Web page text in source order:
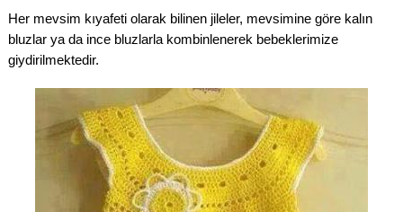
Her mevsim kıyafeti olarak bilinen jileler, mevsimine göre kalın
bluzlar ya da ince bluzlarla kombinlenerek bebeklerimize
giydirilmektedir.